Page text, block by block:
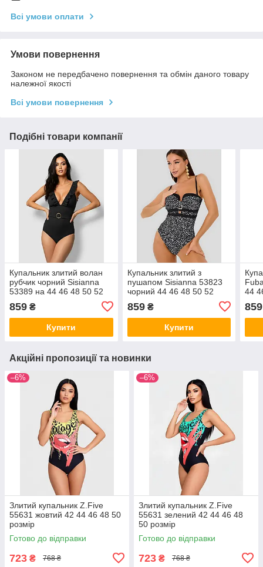
Всі умови оплати
Умови повернення
Законом не передбачено повернення та обмін даного товару
належної якості
Всі умови повернення
Подібні товари компанії
Купальник злитий волан
рубчик чорний Sisianna
53389 на 44 46 48 50 52
859 ₴
Купити
Купальник злитий з
пушапом Sisianna 53823
чорний 44 46 48 50 52
859₴
Купити
44
859
Акційні пропозиції та новинки
–6%
Злитий купальник Z.Five
55631 жовтий 42 44 46 48 50
розмір
Готово до відправки
723 ₴ 768 ₴
–6%
Злитий купальник Z.Five
55631 зелений 42 44 46 48
50 розмір
Готово до відправки
723 ₴ 768 ₴